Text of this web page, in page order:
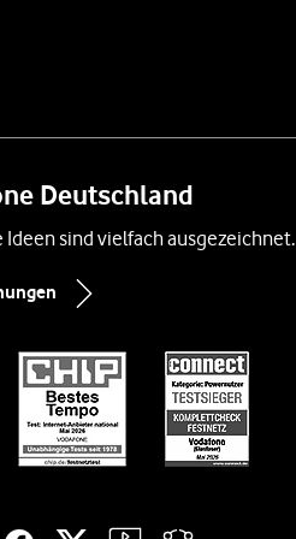
Deutschland
Ideen sind vielfach ausgezeichnet.